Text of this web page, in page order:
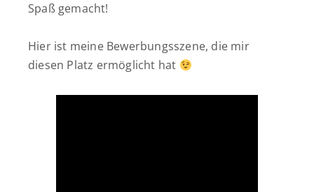
Spaß gemacht!
Hier ist meine Bewerbungsszene, die mir
diesen Platz ermöglicht hat